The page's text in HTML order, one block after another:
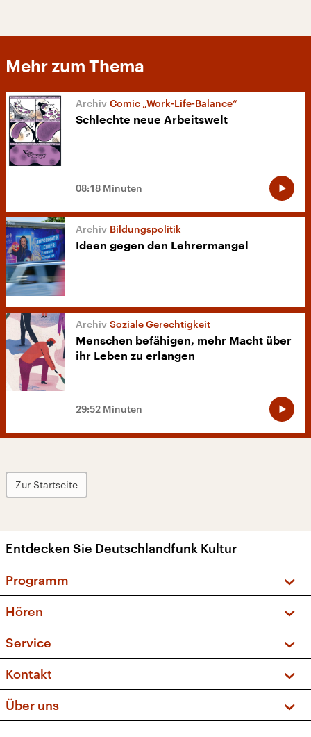
Mehr zum Thema
Comic „Work-Life-Balance“
Schlechte neue Arbeitswelt
08:18 Minuten
Bildungspolitik
Ideen gegen den Lehrermangel
Soziale Gerechtigkeit
Menschen befähigen, mehr Macht über
ihr Leben zu erlangen
29:52 Minuten
Zur Startseite
Entdecken Sie Deutschlandfunk Kultur
Programm
Sendungen und Podcasts
Musikliste
Kakadu – Das Kinderprogramm
Hören
Frequenzen (UKW + DAB+)
Service
FAQ
Apps
Newsletter
Kontakt
Social Media
Über uns